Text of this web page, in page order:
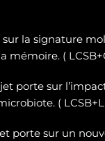
la signature
mémoire. (
porte sur
(
porte sur un